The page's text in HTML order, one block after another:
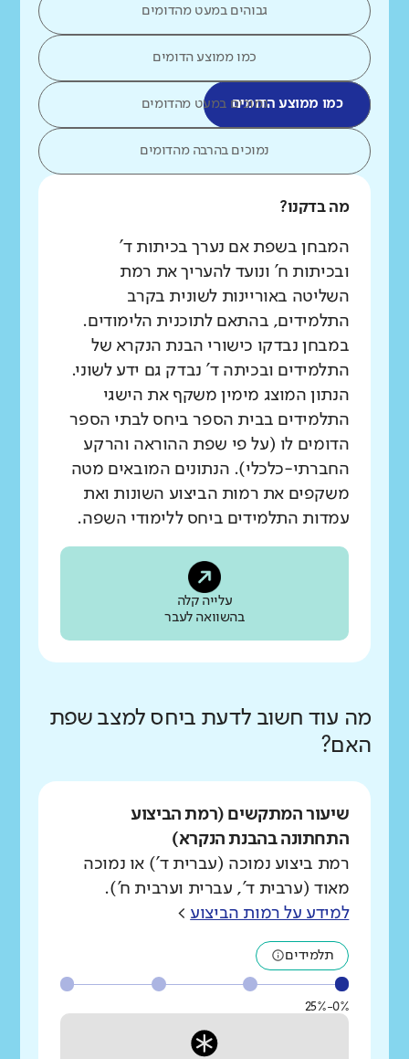
גבוהים במעט מהדומים
כמו ממוצע הדומים
כמו ממוצע הדומיםנמוכים במעט מהדומים
נמוכים בהרבה מהדומים
מה בדקנו?
המבחן בשפת אם נערך בכיתות ד'
ובכיתות ח' ונועד להעריך את רמת
השליטה באוריינות לשונית בקרב
התלמידים, בהתאם לתוכנית הלימודים.
במבחן נבדקו כישורי הבנת הנקרא של
התלמידים ובכיתה ד' נבדק גם ידע לשוני.
הנתון המוצג מימין משקף את הישגי
התלמידים בבית הספר ביחס לבתי הספר
הדומים לו (על פי שפת ההוראה והרקע
החברתי-כלכלי). הנתונים המובאים מטה
משקפים את רמות הביצוע השונות ואת
עמדות התלמידים ביחס ללימודי השפה.
עלייה קלה
בהשוואה לעבר
מה עוד חשוב לדעת ביחס למצב שפת
האם?
שיעור המתקשים (רמת הביצוע
התחתונה בהבנת הנקרא)
רמת ביצוע נמוכה (עברית ד') או נמוכה
מאוד (ערבית ד', עברית וערבית ח').
למידע על רמות הביצוע >
תלמידים
0%-25%